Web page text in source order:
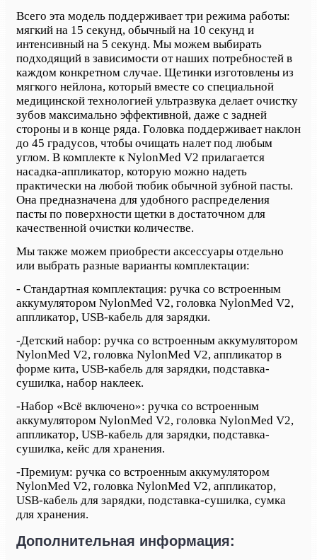
Всего эта модель поддерживает три режима работы:
мягкий на 15 секунд, обычный на 10 секунд и
интенсивный на 5 секунд. Мы можем выбирать
подходящий в зависимости от наших потребностей в
каждом конкретном случае. Щетинки изготовлены из
мягкого нейлона, который вместе со специальной
медицинской технологией ультразвука делает очистку
зубов максимально эффективной, даже с задней
стороны и в конце ряда. Головка поддерживает наклон
до 45 градусов, чтобы очищать налет под любым
углом. В комплекте к NylonMed V2 прилагается
насадка-аппликатор, которую можно надеть
практически на любой тюбик обычной зубной пасты.
Она предназначена для удобного распределения
пасты по поверхности щетки в достаточном для
качественной очистки количестве.
Мы также можем приобрести аксессуары отдельно
или выбрать разные варианты комплектации:
- Стандартная комплектация: ручка со встроенным
аккумулятором NylonMed V2, головка NylonMed V2,
аппликатор, USB-кабель для зарядки.
-Детский набор: ручка со встроенным аккумулятором
NylonMed V2, головка NylonMed V2, аппликатор в
форме кита, USB-кабель для зарядки, подставка-
сушилка, набор наклеек.
-Набор «Всё включено»: ручка со встроенным
аккумулятором NylonMed V2, головка NylonMed V2,
аппликатор, USB-кабель для зарядки, подставка-
сушилка, кейс для хранения.
-Премиум: ручка со встроенным аккумулятором
NylonMed V2, головка NylonMed V2, аппликатор,
USB-кабель для зарядки, подставка-сушилка, сумка
для хранения.
Дополнительная информация: